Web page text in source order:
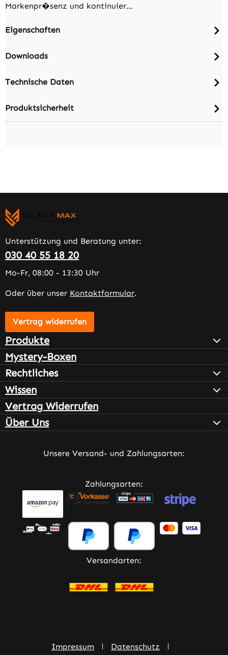
Markenpr�senz und kontinuier…
Eigenschaften
Downloads
Technische Daten
Produktsicherheit
Unterstützung und Beratung unter:
030 40 55 18 20
Mo-Fr, 08:00 - 13:30 Uhr
Oder über unser Kontaktformular.
Vertrag widerrufen
Produkte
Mystery-Boxen
Rechtliches
Wissen
Vertrag Widerrufen
Über Uns
Unsere Versand- und Zahlungsarten:
Zahlungsarten:
Versandarten:
Impressum Datenschutz